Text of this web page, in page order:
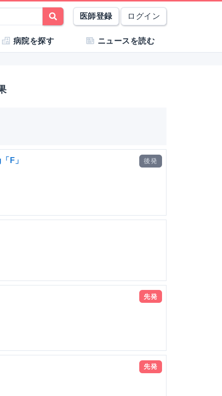
医師登録 ログイン
病院を探す ニュースを読む
F」 後発
先発
先発